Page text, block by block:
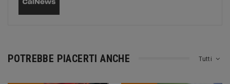
Tutti
POTREBBE PIACERTI ANCHE